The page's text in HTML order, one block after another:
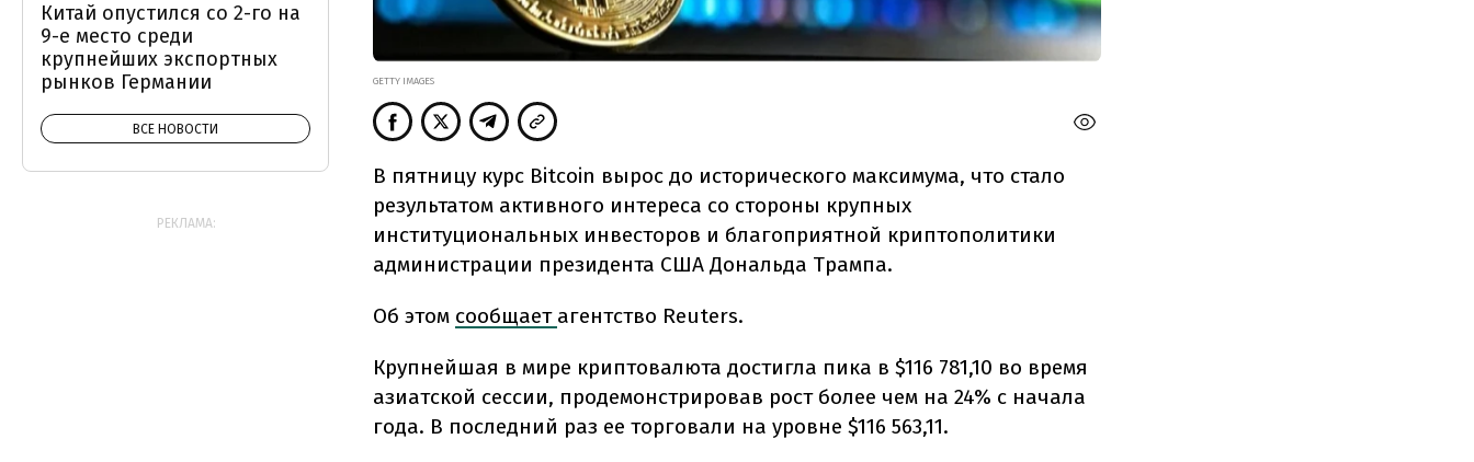
GETTY IMAGES
В пятницу курс Bitcoin вырос до исторического максимума, что стало
результатом активного интереса со стороны крупных
институциональных инвесторов и благоприятной криптополитики
администрации президента США Дональда Трампа.
Об этом сообщает агентство Reuters.
Крупнейшая в мире криптовалюта достигла пика в $116 781,10 во время
азиатской сессии, продемонстрировав рост более чем на 24% с начала
года. В последний раз ее торговали на уровне $116 563,11.
Китай опустился со 2-го на
9-е место среди
крупнейших экспортных
рынков Германии
ВСЕ НОВОСТИ
РЕКЛАМА: